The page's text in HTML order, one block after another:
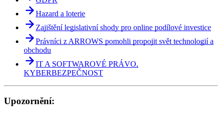
Hazard a loterie
Zajištění legislativní shody pro online podílové investice
Právníci z ARROWS pomohli propojit svět technologií a
obchodu
IT A SOFTWAROVÉ PRÁVO,
KYBERBEZPEČNOST
Upozornění: